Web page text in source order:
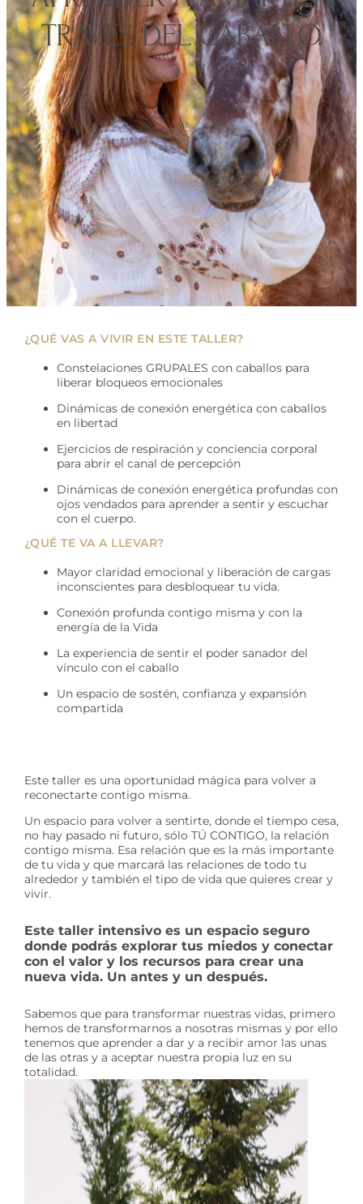
TRAVÉS DEL CABALLO.
¿QUÉ VAS A VIVIR EN ESTE TALLER?
Constelaciones GRUPALES con caballos para
liberar bloqueos emocionales
Dinámicas de conexión energética con caballos
en libertad
Ejercicios de respiración y conciencia corporal
para abrir el canal de percepción
Dinámicas de conexión energética profundas con
ojos vendados para aprender a sentir y escuchar
con el cuerpo.
¿QUÉ TE VA A LLEVAR?
Mayor claridad emocional y liberación de cargas
inconscientes para desbloquear tu vida.
Conexión profunda contigo misma y con la
energía de la Vida
La experiencia de sentir el poder sanador del
vínculo con el caballo
Un espacio de sostén, confianza y expansión
compartida
Este taller es una oportunidad mágica para volver a
reconectarte contigo misma.
Un espacio para volver a sentirte, donde el tiempo cesa,
no hay pasado ni futuro, sólo TÚ CONTIGO, la relación
contigo misma. Esa relación que es la más importante
de tu vida y que marcará las relaciones de todo tu
alrededor y también el tipo de vida que quieres crear y
vivir.
Este taller intensivo es un espacio seguro
donde podrás explorar tus miedos y conectar
con el valor y los recursos para crear una
nueva vida. Un antes y un después.
Sabemos que para transformar nuestras vidas, primero
hemos de transformarnos a nosotras mismas y por ello
tenemos que aprender a dar y a recibir amor las unas
de las otras y a aceptar nuestra propia luz en su
totalidad.